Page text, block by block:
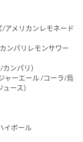
アメリカンレモネード
ンパリレモンサワー
ンパリ）
ャーエール /コーラ/烏
ース）
イボール